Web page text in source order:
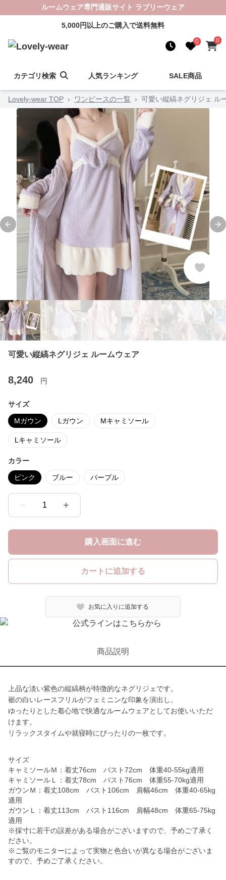
ルームウェア専門通販サイト ラブリーウェア
5,000円以上のご購入で送料無料
0 0
カテゴリ検索 人気ランキング SALE商品
Lovely-wear TOP › ワンピースの一覧 › 可愛い縦縞ネグリジェ ル
Previous slide
可愛い縦縞ネグリジェ ルームウェア
8,240 円
サイズ
Mガウン Lガウン Mキャミソール
Lキャミソール
カラー
ピンク ブルー パープル
1
購入画面に進む
カートに追加する
お気に入りに追加する
商品説明
上品な淡い紫色の縦縞柄が特徴的なネグリジェです。
裾の白いレースフリルがフェミニンな印象を演出し、
ゆったりとした着心地で快適なルームウェアとしてお使いいただ
けます。
リラックスタイムや就寝時にぴったりの一枚です。
サイズ
キャミソールＭ：着丈76cm バスト72cm 体重40-55kg適用
キャミソールＬ：着丈78cm バスト76cm 体重55-70kg適用
ガウンＭ：着丈108cm バスト106cm 肩幅46cm 体重40-65kg
適用
ガウンＬ：着丈113cm バスト116cm 肩幅48cm 体重65-75kg
適用
※採寸に若干の誤差がある場合がございますので、予めご了承く
ださい。
※ご覧のモニターによって実物と色合いが異なる場合がございま
すので、予めご了承ください。